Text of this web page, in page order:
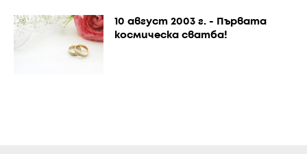
10 август 2003 г. - Първата
космическа сватба!